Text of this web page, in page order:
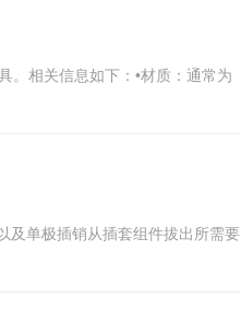
。相关信息如下：•材质：通常为
及单极插销从插套组件拔出所需要